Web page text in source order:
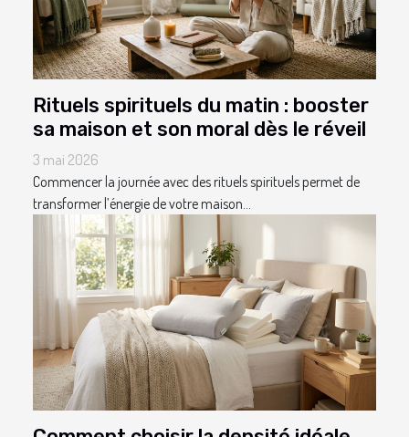
Rituels spirituels du matin : booster
sa maison et son moral dès le réveil
3 mai 2026
Commencer la journée avec des rituels spirituels permet de
transformer l’énergie de votre maison...